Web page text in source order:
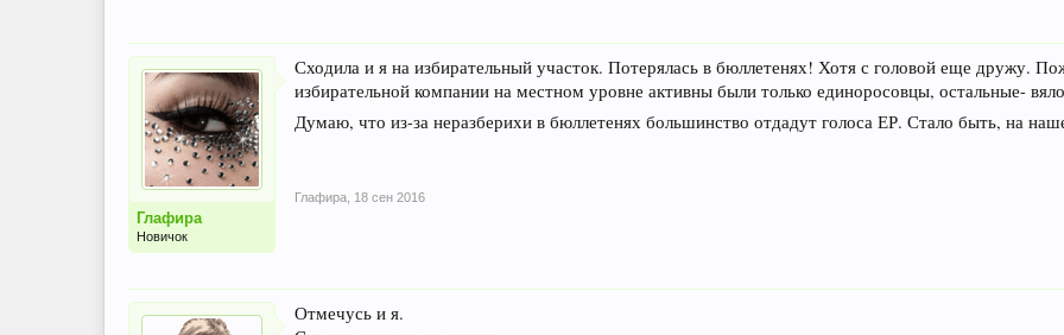
Глафира
Новичок
Сходила и я на избирательный участок. Потерялась в бюллетенях! Хотя с головой еще дружу.
избирательной компании на местном уровне активны были только единоросовцы, остальные-
Думаю, что из-за неразберихи в бюллетенях большинство отдадут голоса ЕР. Стало быть, на
Глафира 18 сен 2016
Отмечусь и я.